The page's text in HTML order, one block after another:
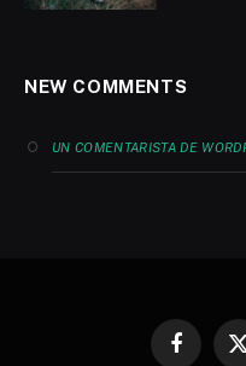
NEW COMMENTS
UN COMENTARISTA DE
Facebook